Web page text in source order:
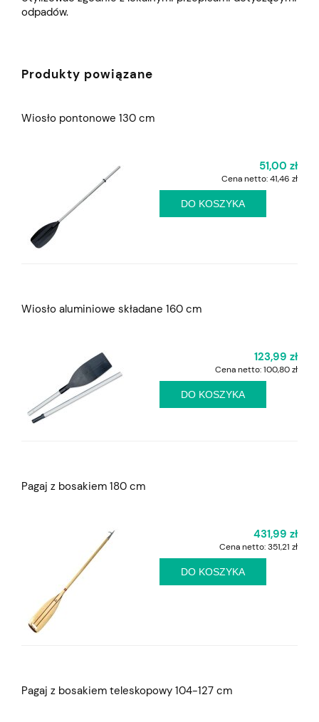
odpadów.
Produkty powiązane
Wiosło pontonowe 130 cm
51,00 zł
Cena netto:41,46 zł
DO KOSZYKA
Wiosło aluminiowe składane 160 cm
123,99 zł
Cena netto:100,80 zł
DO KOSZYKA
Pagaj z bosakiem 180 cm
431,99 zł
Cena netto:351,21 zł
DO KOSZYKA
Pagaj z bosakiem teleskopowy 104-127 cm